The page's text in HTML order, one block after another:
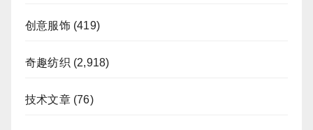
创意服饰(419)
奇趣纺织 (2,918)
技术文章(76)